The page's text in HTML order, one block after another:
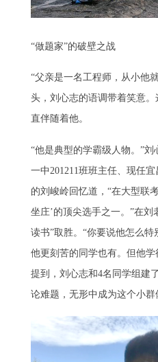
“做题家”的破壁之战
“父亲是一名工程师，从小他
头，刘心志的语调带着笑意
直伴随着他。
“他是典型的学霸级人物。”
一中201211班班主任、现任
的刘峻岭回忆道，“在大型联
坐庄’的顶尖选手之一。”在
读书”取胜。“你要说他怎么
他更刻苦的同学也有。但他学
提到，刘心志和4名同学组建
论难题，无形中成为这个小群